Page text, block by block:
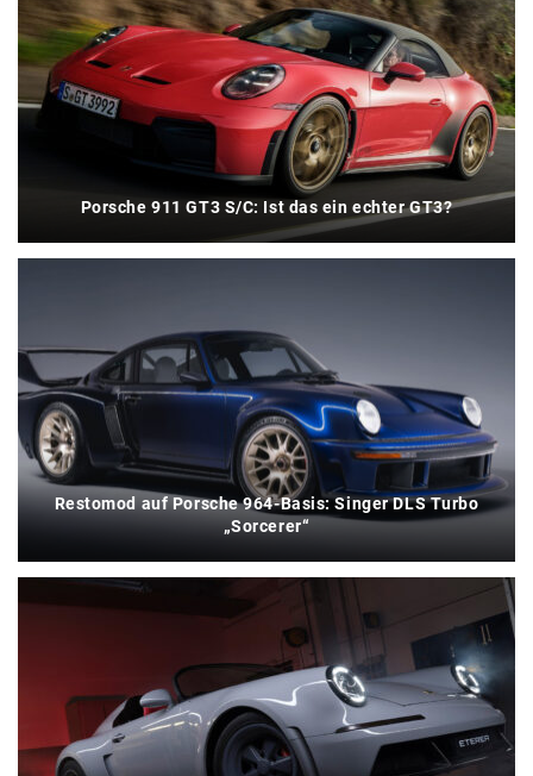
Porsche 911 GT3 S/C: Ist das ein echter GT3?
Restomod auf Porsche 964-Basis: Singer DLS Turbo
„Sorcerer“